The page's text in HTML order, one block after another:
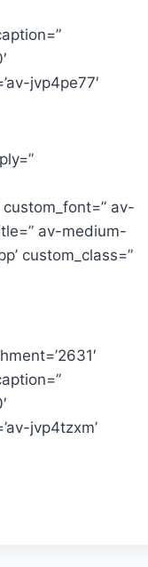
jvp4pe77′
custom_font=” av-
av-medium-
custom_class=”
jvp4tzxm’